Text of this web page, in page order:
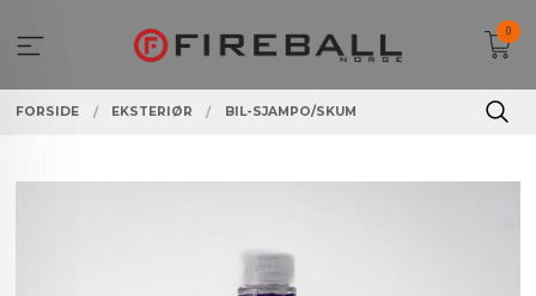
innholdet
0
FORSIDE EKSTERIØR BIL-SJAMPO/SKUM